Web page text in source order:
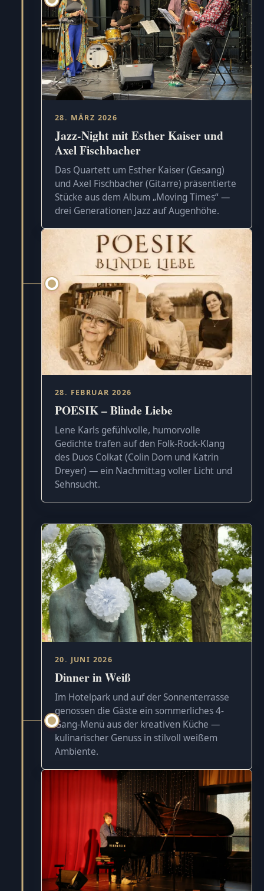
28. MÄRZ 2026
Jazz-Night mit Esther Kaiser und
Axel Fischbacher
Das Quartett um Esther Kaiser (Gesang)
und Axel Fischbacher (Gitarre) präsentierte
Stücke aus dem Album „Moving Times“ —
drei Generationen Jazz auf Augenhöhe.
28. FEBRUAR 2026
POESIK – Blinde Liebe
Lene Karls gefühlvolle, humorvolle
Gedichte trafen auf den Folk-Rock-Klang
des Duos Colkat (Colin Dorn und Katrin
Dreyer) — ein Nachmittag voller Licht und
Sehnsucht.
20. JUNI 2026
Dinner in Weiß
Im Hotelpark und auf der Sonnenterrasse
genossen die Gäste ein sommerliches 4-
Gang-Menü aus der kreativen Küche —
kulinarischer Genuss in stilvoll weißem
Ambiente.